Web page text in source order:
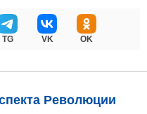
TG VK OK
Революции